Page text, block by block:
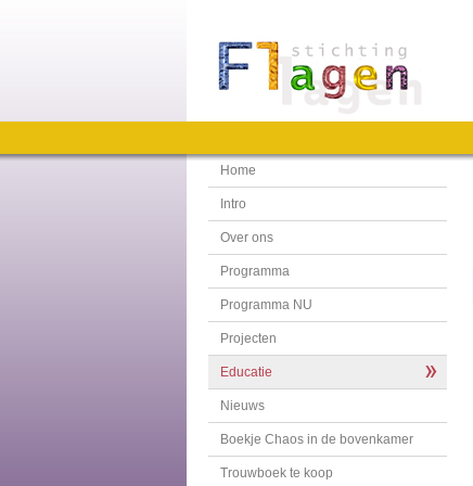
Home
Intro
Over ons
Programma
Programma NU
Projecten
Educatie
Nieuws
Boekje Chaos in de bovenkamer
Trouwboek te koop